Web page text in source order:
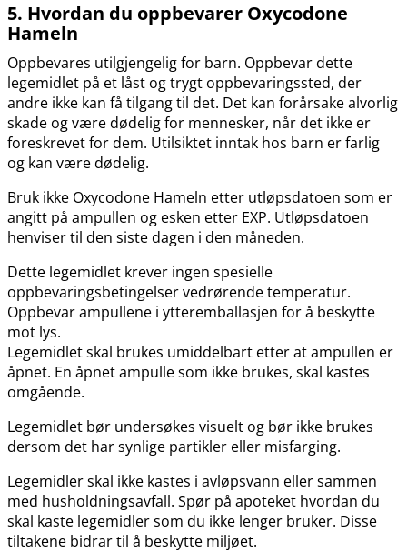
5. Hvordan du oppbevarer Oxycodone
Hameln
Oppbevares utilgjengelig for barn. Oppbevar dette
legemidlet på et låst og trygt oppbevaringssted, der
andre ikke kan få tilgang til det. Det kan forårsake alvorlig
skade og være dødelig for mennesker, når det ikke er
foreskrevet for dem. Utilsiktet inntak hos barn er farlig
og kan være dødelig.
Bruk ikke Oxycodone Hameln etter utløpsdatoen som er
angitt på ampullen og esken etter EXP. Utløpsdatoen
henviser til den siste dagen i den måneden.
Dette legemidlet krever ingen spesielle
oppbevaringsbetingelser vedrørende temperatur.
Oppbevar ampullene i ytteremballasjen for å beskytte
mot lys.
Legemidlet skal brukes umiddelbart etter at ampullen er
åpnet. En åpnet ampulle som ikke brukes, skal kastes
omgående.
Legemidlet bør undersøkes visuelt og bør ikke brukes
dersom det har synlige partikler eller misfarging.
Legemidler skal ikke kastes i avløpsvann eller sammen
med husholdningsavfall. Spør på apoteket hvordan du
skal kaste legemidler som du ikke lenger bruker. Disse
tiltakene bidrar til å beskytte miljøet.